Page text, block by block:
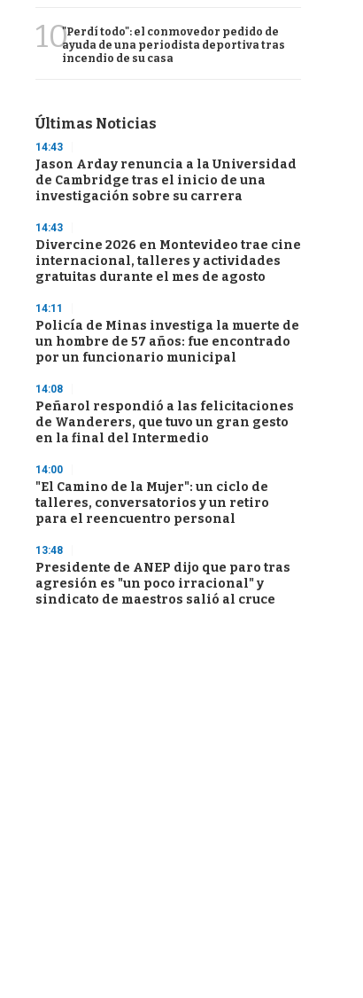
10"Perdí todo": el conmovedor pedido de
ayuda de una periodista deportiva tras
incendio de su casa
Últimas Noticias
14:43
Jason Arday renuncia a la Universidad
de Cambridge tras el inicio de una
investigación sobre su carrera
14:43
Divercine 2026 en Montevideo trae cine
internacional, talleres y actividades
gratuitas durante el mes de agosto
14:11
Policía de Minas investiga la muerte de
un hombre de 57 años: fue encontrado
por un funcionario municipal
14:08
Peñarol respondió a las felicitaciones
de Wanderers, que tuvo un gran gesto
en la final del Intermedio
14:00
"El Camino de la Mujer": un ciclo de
talleres, conversatorios y un retiro
para el reencuentro personal
13:48
Presidente de ANEP dijo que paro tras
agresión es "un poco irracional" y
sindicato de maestros salió al cruce